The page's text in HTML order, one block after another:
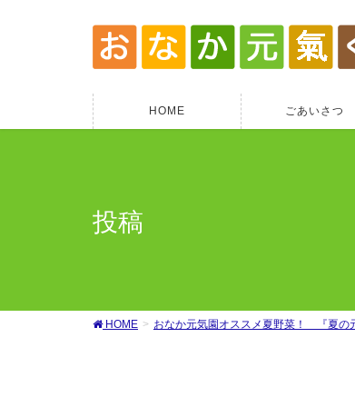
HOME ごあいさつ
投稿
HOME おなか元気園オススメ夏野菜！ 『夏の